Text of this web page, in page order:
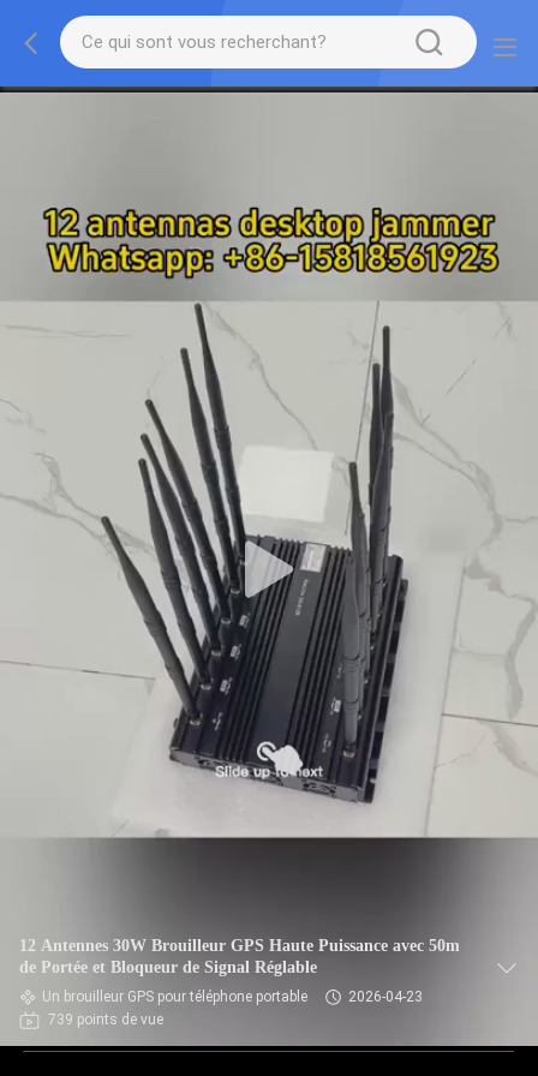
12 Antennes 30W Brouilleur GPS Haute Puissance avec 50m
de Portée et Bloqueur de Signal Réglable
Un brouilleur GPS pour téléphone portable
2026-04-23
739 points de vue